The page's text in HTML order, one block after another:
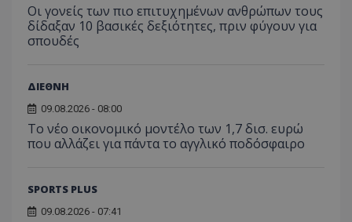
Οι γονείς των πιο επιτυχημένων ανθρώπων τους
δίδαξαν 10 βασικές δεξιότητες, πριν φύγουν για
σπουδές
ΔΙΕΘΝΗ
09.08.2026 - 08:00
Το νέο οικονομικό μοντέλο των 1,7 δισ. ευρώ
που αλλάζει για πάντα το αγγλικό ποδόσφαιρο
SPORTS PLUS
09.08.2026 - 07:41